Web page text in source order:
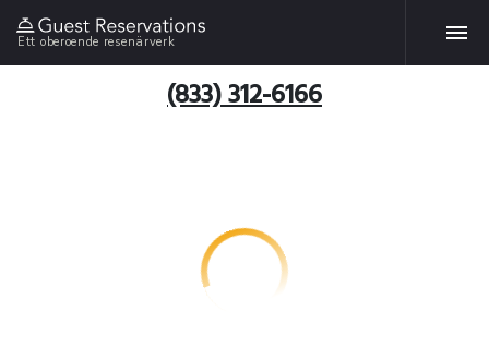
Ett oberoende resenärverk
(833) 312-6166